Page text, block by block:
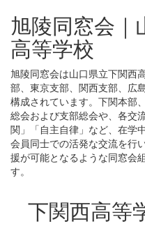
旭陵同窓会｜
高等学校
旭陵同窓会は山口県立下関西
部、東京支部、関西支部、広
構成されています。下関本部
総会および支部総会や、各交
関」「自主自律」など、在学
会員同士での活発な交流を行
援が可能となるような同窓会
す。
下関西高等